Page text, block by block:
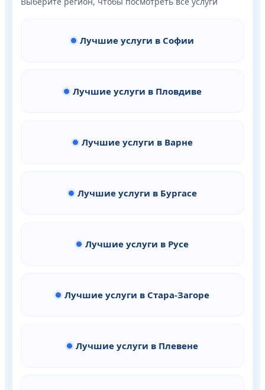
Лучшие услуги в Софии
Лучшие услуги в Пловдиве
Лучшие услуги в Варне
Лучшие услуги в Бургасе
Лучшие услуги в Русе
Лучшие услуги в Стара-Загоре
Лучшие услуги в Плевене